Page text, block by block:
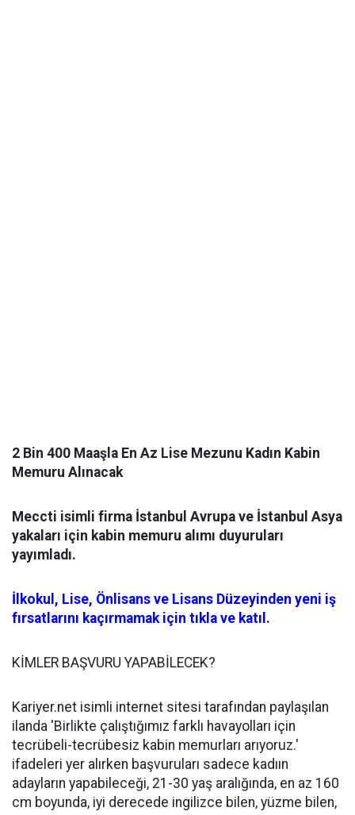
2 Bin 400 Maaşla En Az Lise Mezunu Kadın Kabin
Memuru Alınacak
Meccti isimli firma İstanbul Avrupa ve İstanbul Asya
yakaları için kabin memuru alımı duyuruları
yayımladı.
İlkokul, Lise, Önlisans ve Lisans Düzeyinden yeni iş
fırsatlarını kaçırmamak için tıkla ve katıl.
KİMLER BAŞVURU YAPABİLECEK?
Kariyer.net isimli internet sitesi tarafından paylaşılan
ilanda 'Birlikte çalıştığımız farklı havayolları için
tecrübeli-tecrübesiz kabin memurları arıyoruz.'
ifadeleri yer alırken başvuruları sadece kadıın
adayların yapabileceği, 21-30 yaş aralığında, en az 160
cm boyunda, iyi derecede ingilizce bilen, yüzme bilen,